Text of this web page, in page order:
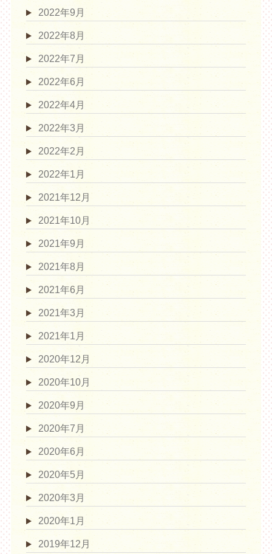
2022年9月
2022年8月
2022年7月
2022年6月
2022年4月
2022年3月
2022年2月
2022年1月
2021年12月
2021年10月
2021年9月
2021年8月
2021年6月
2021年3月
2021年1月
2020年12月
2020年10月
2020年9月
2020年7月
2020年6月
2020年5月
2020年3月
2020年1月
2019年12月